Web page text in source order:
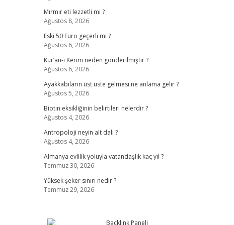
Mırmır eti lezzetli mi ?
Ağustos 8, 2026
Eski 50 Euro geçerli mi ?
Ağustos 6, 2026
Kur’an-ı Kerim neden gönderilmiştir ?
Ağustos 6, 2026
Ayakkabıların üst üste gelmesi ne anlama gelir ?
Ağustos 5, 2026
Biotin eksikliğinin belirtileri nelerdir ?
Ağustos 4, 2026
Antropoloji neyin alt dalı ?
Ağustos 4, 2026
Almanya evlilik yoluyla vatandaşlık kaç yıl ?
Temmuz 30, 2026
Yüksek şeker sınırı nedir ?
Temmuz 29, 2026